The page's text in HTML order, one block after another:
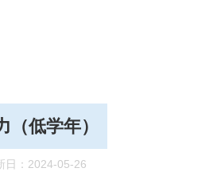
（低学年）
： 2024-05-26